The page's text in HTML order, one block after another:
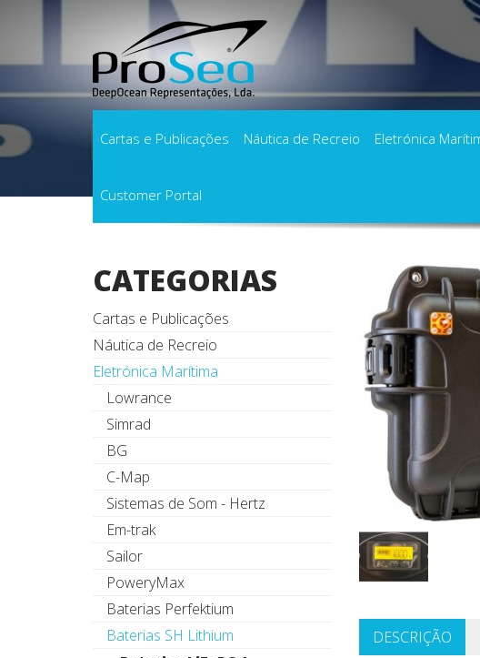
Cartas e Publicações Náutica de Recreio Eletrónica
Customer Portal
DESCRIÇÃO
CATEGORIAS
Cartas e Publicações
Náutica de Recreio
Eletrónica Marítima
Lowrance
Simrad
BG
C-Map
Sistemas de Som - Hertz
Em-trak
Sailor
PoweryMax
Baterias Perfektium
Baterias SH Lithium